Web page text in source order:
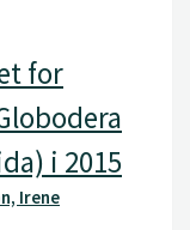
for
i 2015
Irene